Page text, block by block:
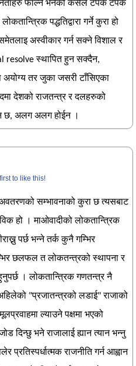
फाल्ने भनेको कसैले टपक टपक
पद्धतिद्वारा गर्ने कुरा हो
अस्वीकार गर्न सक्ने विशाल र
resolve स्थापित हुन सक्दैन,
तर जुका जसरी टाँसिएका
देशको राजतन्त्र र दलहरुको
छ, अलग अलग होईन ।
to like this!
सम्भावनाको कुरा छ त्यसबाट
हो । माओवादीको लोकतान्त्रिक
पर्छ भन्ने तर्क कुनै गम्भिर
छलफल त लोकतन्त्रको स्थापना र
। लोकतान्त्रिक गणतन्त्र नै
"प्रजातन्त्रको लडाई" राजाको
ल्याउने पक्षमा भएको
दिन्छु भने राजालाई ह्यान त्यान भन्नु
प्रतिस्पर्धात्मक राजनीति गर्न आह्वान